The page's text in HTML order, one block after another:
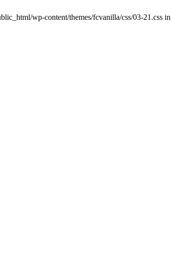
wp-content/themes/fcvanilla/css/03-21.css in